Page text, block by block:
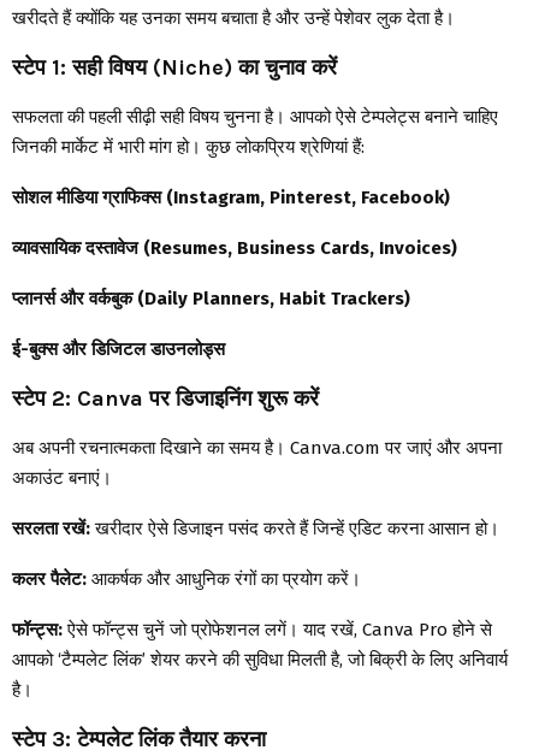
खरीदते हैं क्योंकि यह उनका समय बचाता है और उन्हें पेशेवर लुक देता है।
स्टेप 1: सही विषय (Niche) का चुनाव करें
सफलता की पहली सीढ़ी सही विषय चुनना है। आपको ऐसे टेम्पलेट्स बनाने चाहिए
जिनकी मार्केट में भारी मांग हो। कुछ लोकप्रिय श्रेणियां हैं:
सोशल मीडिया ग्राफिक्स (Instagram, Pinterest, Facebook)
व्यावसायिक दस्तावेज (Resumes, Business Cards, Invoices)
प्लानर्स और वर्कबुक (Daily Planners, Habit Trackers)
ई-बुक्स और डिजिटल डाउनलोड्स
स्टेप 2: Canva पर डिजाइनिंग शुरू करें
अब अपनी रचनात्मकता दिखाने का समय है। Canva.com पर जाएं और अपना
अकाउंट बनाएं।
सरलता रखें:खरीदार ऐसे डिजाइन पसंद करते हैं जिन्हें एडिट करना आसान हो।
कलर पैलेट: आकर्षक और आधुनिक रंगों का प्रयोग करें।
फॉन्ट्स:ऐसे फॉन्ट्स चुनें जो प्रोफेशनल लगें। याद रखें, Canva Pro होने से
आपको ‘टैम्पलेट लिंक’ शेयर करने की सुविधा मिलती है, जो बिक्री के लिए अनिवार्य
है।
स्टेप 3: टेम्पलेट लिंक तैयार करना